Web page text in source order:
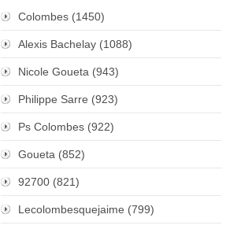
Colombes (1450)
Alexis Bachelay (1088)
Nicole Goueta (943)
Philippe Sarre (923)
Ps Colombes (922)
Goueta (852)
92700 (821)
Lecolombesquejaime (799)